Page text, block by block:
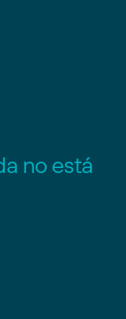
a no está